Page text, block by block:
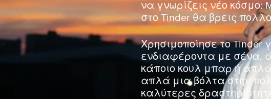
α
T
i
να γνωρίζεις νέο κόσμο:
στο Tinder θα βρεις
Χρησιμοποίησε το Tinder
ενδιαφέροντα με σένα,
κάποιο κουλ μπαρ ή
απλά μια βόλτα στην
καλύτερες